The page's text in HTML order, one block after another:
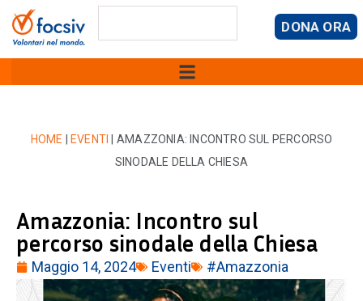
DONA ORA
HOME EVENTI
AMAZZONIA: INCONTRO SUL PERCORSO
SINODALE DELLA CHIESA
Amazzonia: Incontro sul
percorso sinodale della Chiesa
Maggio 14, 2024 Eventi #Amazzonia